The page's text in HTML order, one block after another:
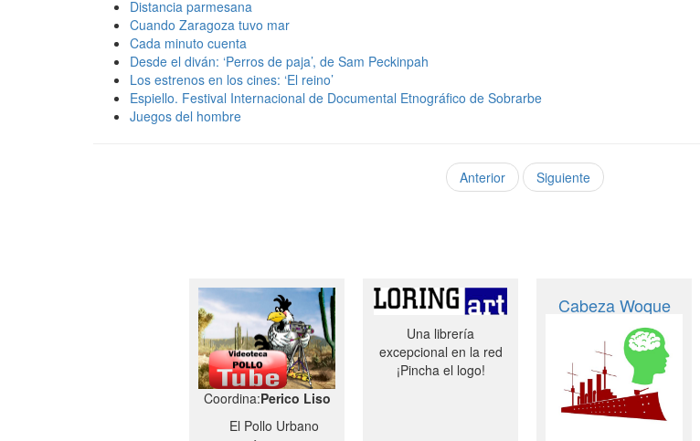
Distancia parmesana
Cuando Zaragoza tuvo mar
Cada minuto cuenta
Desde el diván: ‘Perros de paja’, de Sam Peckinpah
Los estrenos en los cines: ‘El reino’
Espiello. Festival Internacional de Documental Etnográfico de Sobrarbe
Juegos del hombre
Anterior Siguiente
Coordina:Perico Liso
El Pollo Urbano
Una librería
excepcional en la red
¡Pincha el logo!
Cabeza Woque